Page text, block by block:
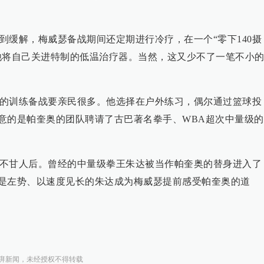
解，梅威瑟备战期间还定期进行冷疗，在一个“零下140摄
自己关进特制的低温治疗器。当然，这又少不了一笔不小的
练备战要亲民很多。他选择在户外练习，偶尔通过篮球投
的是帕奎奥的团队聘请了古巴著名拳手、WBA超次中量级的
人后。曾经的中量级拳王朱达被当作帕奎奥的替身进入了
左势、以速度见长的朱达成为梅威瑟提前感受帕奎奥的道
新闻，未经授权不得转载